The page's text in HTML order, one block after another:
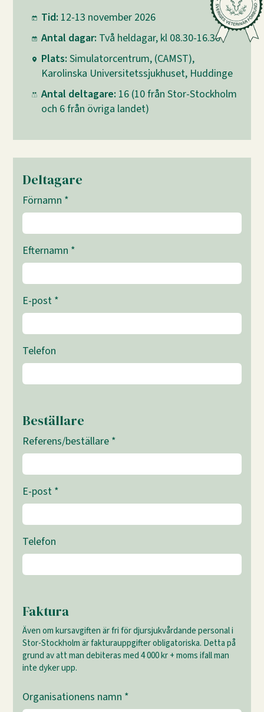
Tid: 12-13 november 2026
Antal dagar: Två heldagar, kl 08.30-16.30
Plats: Simulatorcentrum, (CAMST),
Karolinska Universitetssjukhuset, Huddinge
Antal deltagare: 16 (10 från Stor-Stockholm
och 6 från övriga landet)
Deltagare
Förnamn *
Efternamn *
E-post *
Telefon
Beställare
Referens/beställare *
E-post *
Telefon
Faktura
Även om kursavgiften är fri för djursjukvårdande personal i
Stor-Stockholm är fakturauppgifter obligatoriska. Detta på
grund av att man debiteras med 4 000 kr + moms ifall man
inte dyker upp.
Organisationens namn *